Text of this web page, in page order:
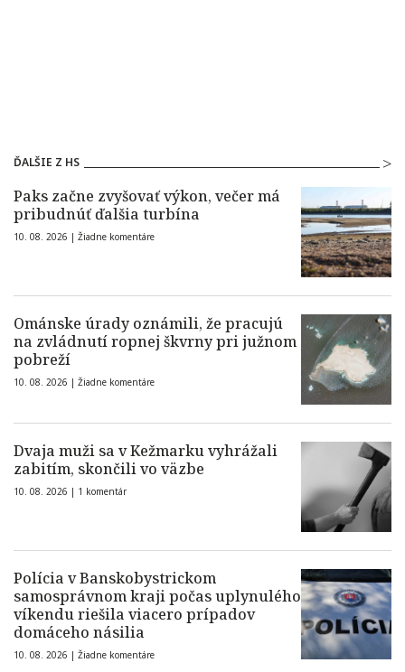
ĎALŠIE Z HS
Paks začne zvyšovať výkon, večer má
pribudnúť ďalšia turbína
10. 08. 2026 | Žiadne komentáre
Ománske úrady oznámili, že pracujú
na zvládnutí ropnej škvrny pri južnom
pobreží
10. 08. 2026 | Žiadne komentáre
Dvaja muži sa v Kežmarku vyhrážali
zabitím, skončili vo väzbe
10. 08. 2026 | 1 komentár
Polícia v Banskobystrickom
samosprávnom kraji počas uplynulého
víkendu riešila viacero prípadov
domáceho násilia
10. 08. 2026 | Žiadne komentáre